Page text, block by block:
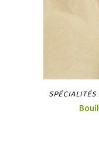
SPÉCIALITÉS